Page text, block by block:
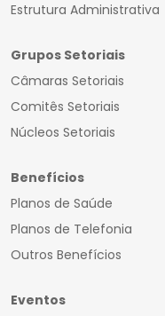
Estrutura Administrativa
Grupos Setoriais
Câmaras Setoriais
Comitês Setoriais
Núcleos Setoriais
Benefícios
Planos de Saúde
Planos de Telefonia
Outros Benefícios
Eventos